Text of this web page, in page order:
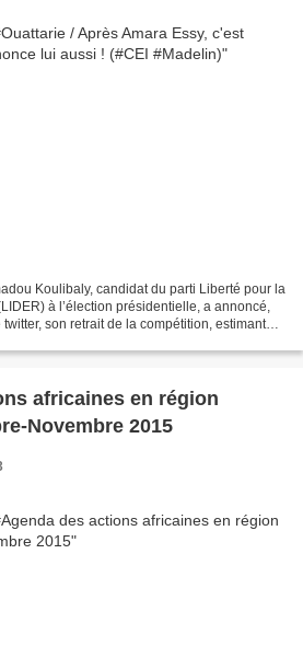
Koulibaly, candidat du parti Liberté pour la
à l’élection présidentielle, a annoncé,
son retrait de la compétition, estimant
africaines en région
Novembre 2015